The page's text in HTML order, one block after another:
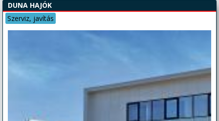
DUNA HAJÓK
Szerviz, javítás